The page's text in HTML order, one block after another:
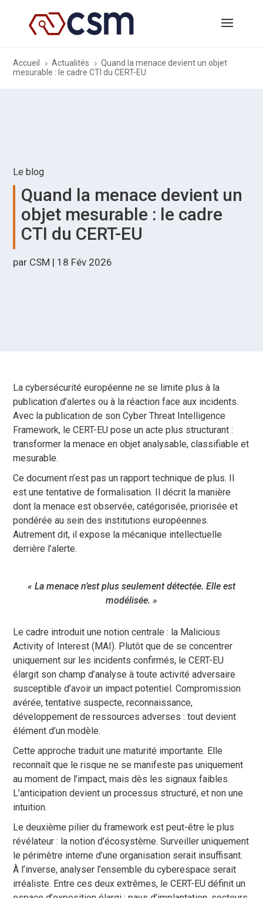
Accueil 5 Actualités 5 Quand la menace devient un objet
mesurable : le cadre CTI du CERT-EU
Le blog
Quand la menace devient un
objet mesurable : le cadre
CTI du CERT-EU
par CSM | 18 Fév 2026
La cybersécurité européenne ne se limite plus à la
publication d’alertes ou à la réaction face aux incidents.
Avec la publication de son Cyber Threat Intelligence
Framework, le CERT-EU pose un acte plus structurant :
transformer la menace en objet analysable, classifiable et
mesurable.
Ce document n’est pas un rapport technique de plus. Il
est une tentative de formalisation. Il décrit la manière
dont la menace est observée, catégorisée, priorisée et
pondérée au sein des institutions européennes.
Autrement dit, il expose la mécanique intellectuelle
derrière l’alerte.
« La menace n’est plus seulement détectée. Elle est
modélisée. »
Le cadre introduit une notion centrale : la Malicious
Activity of Interest (MAI). Plutôt que de se concentrer
uniquement sur les incidents confirmés, le CERT-EU
élargit son champ d’analyse à toute activité adversaire
susceptible d’avoir un impact potentiel. Compromission
avérée, tentative suspecte, reconnaissance,
développement de ressources adverses : tout devient
élément d’un modèle.
Cette approche traduit une maturité importante. Elle
reconnaît que le risque ne se manifeste pas uniquement
au moment de l’impact, mais dès les signaux faibles.
L’anticipation devient un processus structuré, et non une
intuition.
Le deuxième pilier du framework est peut-être le plus
révélateur : la notion d’écosystème. Surveiller uniquement
le périmètre interne d’une organisation serait insuffisant.
À l’inverse, analyser l’ensemble du cyberespace serait
irréaliste. Entre ces deux extrêmes, le CERT-EU définit un